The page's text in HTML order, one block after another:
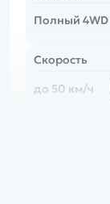
Полный 4WD
Скорость
до 50 км/ч